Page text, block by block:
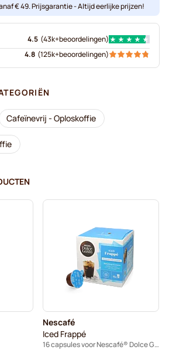
€ 49. Prijsgarantie - Altijd eerlijke prijzen!
4.5 (43k+beoordelingen)
4.8 (125k+beoordelingen)
Cafeïnevrij - Oploskoffie
Nescafé
Iced Frappé
16 capsules voor Nescafé® Dolce Gusto